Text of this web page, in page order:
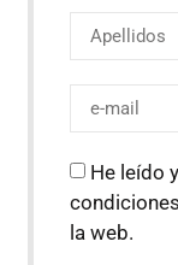
He leído
la web.